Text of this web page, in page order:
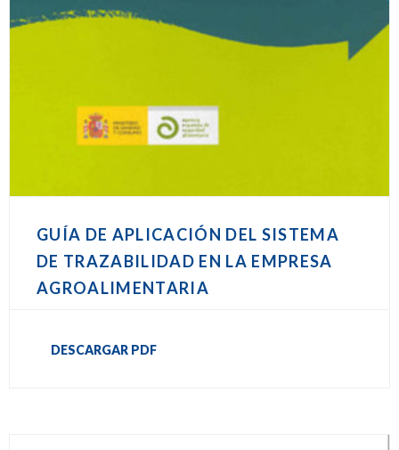
GUÍA DE APLICACIÓN DEL SISTEMA
DE TRAZABILIDAD EN LA EMPRESA
AGROALIMENTARIA
DESCARGAR PDF